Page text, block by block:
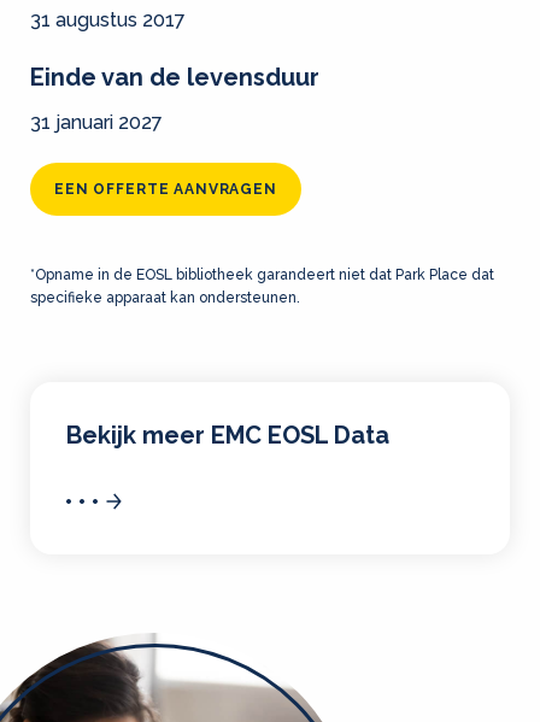
31 augustus 2017
Einde van de levensduur
31 januari 2027
EEN OFFERTE AANVRAGEN
*Opname in de EOSL bibliotheek garandeert niet dat Park Place dat
specifieke apparaat kan ondersteunen.
Bekijk meer EMC EOSL Data